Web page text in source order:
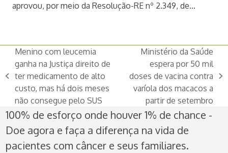
aprovou, por meio da Resolução-RE nº 2.349, de…
previous
post:
Menino com leucemia
ganha na Justiça direito de
ter medicamento de alto
custo, mas há dois meses
não consegue pelo SUS
next
post:
Ministério da Saúde
espera por 50 mil
doses de vacina contra
varíola dos macacos a
partir de setembro
100% de esforço onde houver 1% de chance -
Doe agora e faça a diferença na vida de
pacientes com câncer e seus familiares.